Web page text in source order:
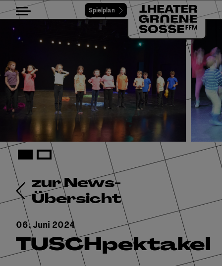
Toggle navigationSpielplan
zur News-
Übersicht
06. Juni 2024
TUSCHpektakel